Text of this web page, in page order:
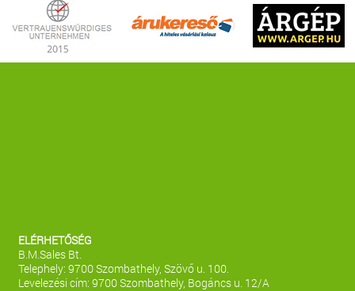
ELÉRHETŐSÉG
B.M.Sales Bt.
Telephely: 9700 Szombathely, Szövő u. 100.
Levelezési cím: 9700 Szombathely, Bogáncs u. 12/A